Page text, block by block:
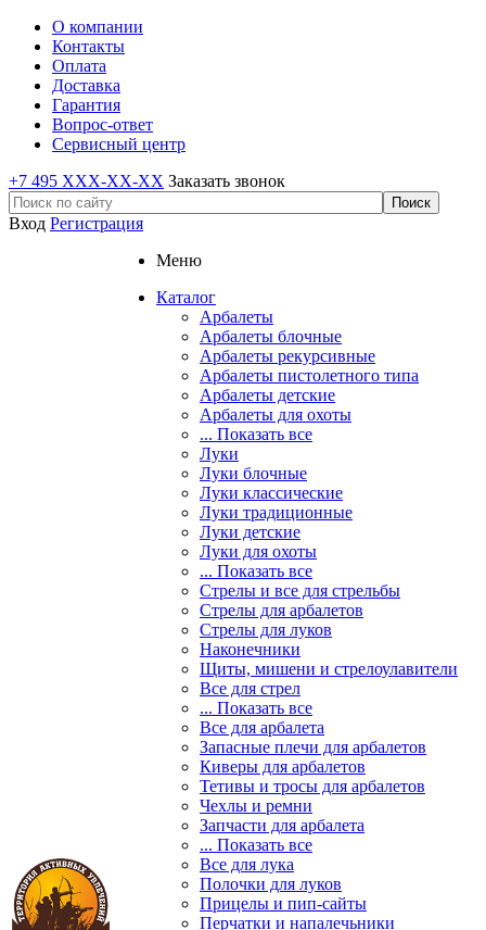
О компании
Контакты
Оплата
Доставка
Гарантия
Вопрос-ответ
Сервисный центр
+7 495 XXX-XX-XX Заказать звонок
Вход Регистрация
Меню
Каталог
Арбалеты
Арбалеты блочные
Арбалеты рекурсивные
Арбалеты пистолетного типа
Арбалеты детские
Арбалеты для охоты
... Показать все
Луки
Луки блочные
Луки классические
Луки традиционные
Луки детские
Луки для охоты
... Показать все
Стрелы и все для стрельбы
Стрелы для арбалетов
Стрелы для луков
Наконечники
Щиты, мишени и стрелоулавители
Все для стрел
... Показать все
Все для арбалета
Запасные плечи для арбалетов
Киверы для арбалетов
Тетивы и тросы для арбалетов
Чехлы и ремни
Запчасти для арбалета
... Показать все
Все для лука
Полочки для луков
Прицелы и пип-сайты
Перчатки и напалечьники